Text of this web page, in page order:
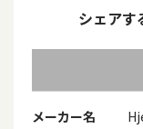
シェアす
メーカー名